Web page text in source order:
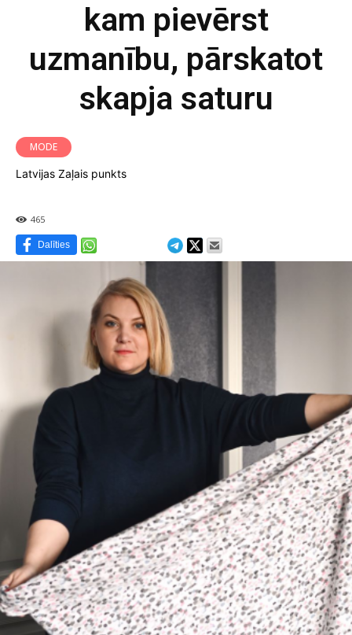
kam pievērst
uzmanību, pārskatot
skapja saturu
MODE
Latvijas Zaļais punkts
465
Dalīties